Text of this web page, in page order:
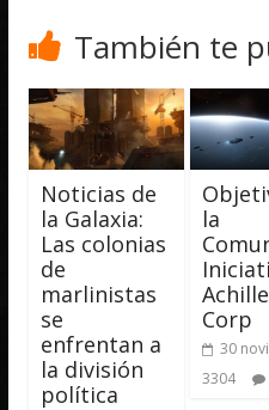
También te
Noticias de
la Galaxia:
Las colonias
de
marlinistas
se
enfrentan a
la división
política
la
Corp
30
3304